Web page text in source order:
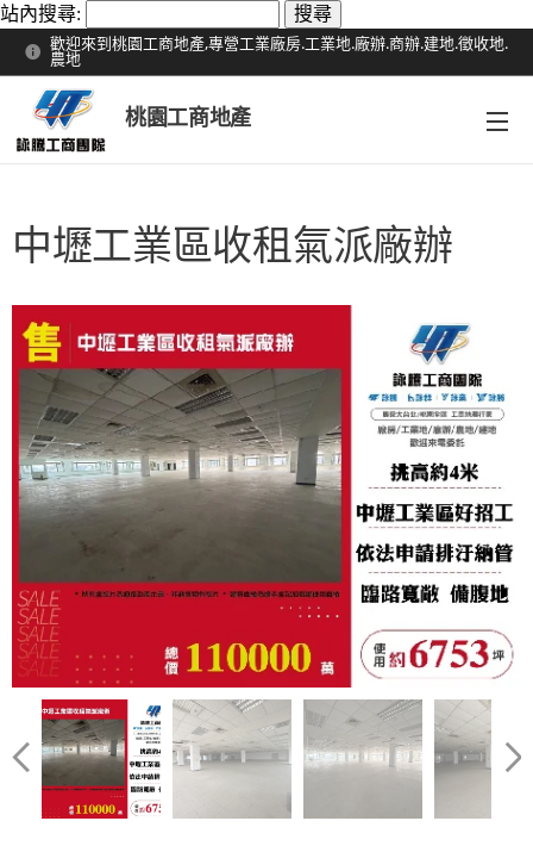
站內搜尋:
歡迎來到桃園工商地產,專營工業廠房.工業地.廠辦.商辦.建地.徵收地.
農地
桃園工商地產
中壢工業區收租氣派廠辦